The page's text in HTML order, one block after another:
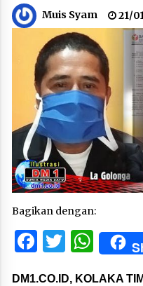
Muis Syam 21/
Bagikan dengan:
Facebook
DM1.CO.ID, KOLAKA